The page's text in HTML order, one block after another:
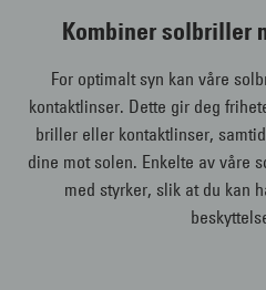
Kombiner solbriller
For optimalt syn kan våre
kontaktlinser. Dette gir deg
briller eller kontaktlinser,
dine mot solen. Enkelte av våre
med styrker, slik at du kan